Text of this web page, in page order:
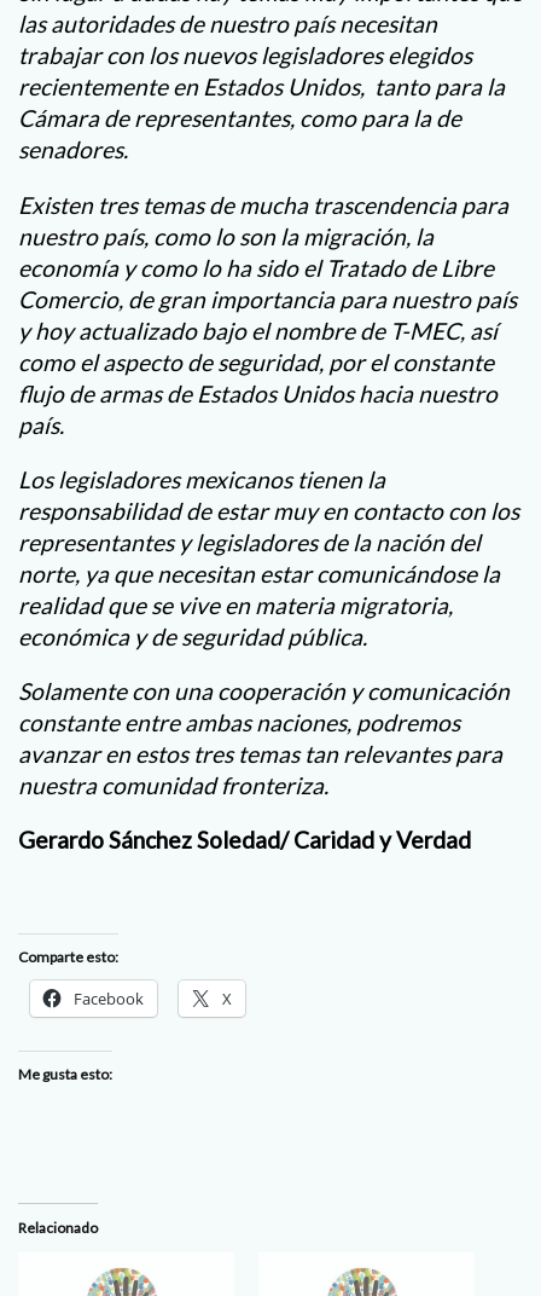
las autoridades de nuestro país necesitan
trabajar con los nuevos legisladores elegidos
recientemente en Estados Unidos, tanto para la
Cámara de representantes, como para la de
senadores.
Existen tres temas de mucha trascendencia para
nuestro país, como lo son la migración, la
economía y como lo ha sido el Tratado de Libre
Comercio, de gran importancia para nuestro país
y hoy actualizado bajo el nombre de T-MEC, así
como el aspecto de seguridad, por el constante
flujo de armas de Estados Unidos hacia nuestro
país.
Los legisladores mexicanos tienen la
responsabilidad de estar muy en contacto con los
representantes y legisladores de la nación del
norte, ya que necesitan estar comunicándose la
realidad que se vive en materia migratoria,
económica y de seguridad pública.
Solamente con una cooperación y comunicación
constante entre ambas naciones, podremos
avanzar en estos tres temas tan relevantes para
nuestra comunidad fronteriza.
Gerardo Sánchez Soledad/ Caridad y Verdad
Comparte esto:
Facebook X
Me gusta esto:
Relacionado